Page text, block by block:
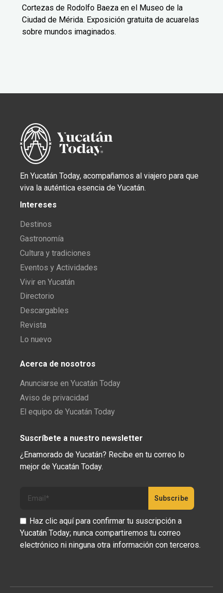
Cortezas de Rodolfo Baeza en el Museo de la
Ciudad de Mérida. Exposición gratuita de acuarelas
sobre mundos imaginados.
En Yucatán Today, acompañamos al viajero para que
viva la auténtica esencia de Yucatán.
Intereses
Destinos
Gastronomía
Cultura y tradiciones
Eventos y Actividades
Vivir en Yucatán
Directorio
Descargables
Revista
Lo nuevo
Acerca de nosotros
Anunciarse en Yucatán Today
Aviso de privacidad
El equipo de Yucatán Today
Suscríbete a nuestro newsletter
¿Enamorado de Yucatán? Recibe en tu correo lo
mejor de Yucatán Today.
Haz clic aquí para confirmar tu suscripción a
Yucatán Today; nunca compartiremos tu correo
electrónico ni ninguna otra información con terceros.